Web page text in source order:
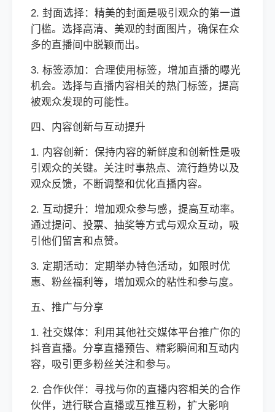
2. 封面选择：精美的封面是吸引观众的第一道
门槛。选择高清、美观的封面图片，确保在众
多的直播间中脱颖而出。
3. 标签添加：合理使用标签，增加直播的曝光
机会。选择与直播内容相关的热门标签，提高
被观众发现的可能性。
四、内容创新与互动提升
1. 内容创新：保持内容的新鲜度和创新性是吸
引观众的关键。关注时事热点、流行趋势以及
观众反馈，不断调整和优化直播内容。
2. 互动提升：增加观众参与感，提高互动率。
通过提问、投票、抽奖等方式与观众互动，吸
引他们留言和点赞。
3. 定期活动：定期举办特色活动，如限时优
惠、粉丝福利等，增加观众的粘性和参与度。
五、推广与分享
1. 社交媒体：利用其他社交媒体平台推广你的
抖音直播。分享直播预告、精彩瞬间和互动内
容，吸引更多粉丝关注和参与。
2. 合作伙伴：寻找与你的直播内容相关的合作
伙伴，进行联合直播或互推互粉，扩大影响